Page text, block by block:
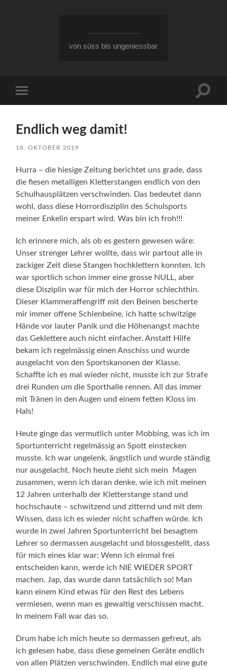
von süss bis ungeniessbar
Menü
Endlich weg damit!
18. OKTOBER 2019
Hurra – die hiesige Zeitung berichtet uns grade, dass
die fiesen metalligen Kletterstangen endlich von den
Schulhausplätzen verschwinden. Das bedeutet dann
wohl, dass diese Horrordisziplin des Schulsports
meiner Enkelin erspart wird. Was bin ich froh!!!
Ich erinnere mich, als ob es gestern gewesen wäre:
Unser strenger Lehrer wollte, dass wir partout alle in
zackiger Zeit diese Stangen hochklettern konnten. Ich
war sportlich schon immer eine grosse NULL, aber
diese Disziplin war für mich der Horror schlechthin.
Dieser Klammeraffengriff mit den Beinen bescherte
mir immer offene Schienbeine, ich hatte schwitzige
Hände vor lauter Panik und die Höhenangst machte
das Geklettere auch nicht einfacher. Anstatt Hilfe
bekam ich regelmässig einen Anschiss und wurde
ausgelacht von den Sportskanonen der Klasse.
Schaffte ich es mal wieder nicht, musste ich zur Strafe
drei Runden um die Sporthalle rennen. All das immer
mit Tränen in den Augen und einem fetten Kloss im
Hals!
Heute ginge das vermutlich unter Mobbing, was ich im
Sportunterricht regelmässig an Spott einstecken
musste. Ich war ungelenk, ängstlich und wurde ständig
nur ausgelacht. Noch heute zieht sich mein Magen
zusammen, wenn ich daran denke, wie ich mit meinen
12 Jahren unterhalb der Kletterstange stand und
hochschaute – schwitzend und zitternd und mit dem
Wissen, dass ich es wieder nicht schaffen würde. Ich
wurde in zwei Jahren Sportunterricht bei besagtem
Lehrer so dermassen ausgelacht und blossgestellt, dass
für mich eines klar war: Wenn ich einmal frei
entscheiden kann, werde ich NIE WIEDER SPORT
machen. Jap, das wurde dann tatsächlich so! Man
kann einem Kind etwas für den Rest des Lebens
vermiesen, wenn man es gewaltig verschissen macht.
In meinem Fall war das so.
Drum habe ich mich heute so dermassen gefreut, als
ich gelesen habe, dass diese gemeinen Geräte endlich
von allen Plätzen verschwinden. Endlich mal eine gute